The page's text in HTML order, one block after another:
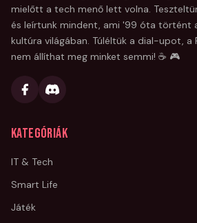
mielőtt a tech menő lett volna.
és leírtunk mindent, ami '99 óta történt
kultúra világában. Túléltük a dial-upot,
nem állíthat meg minket semmi! ☕ 🎮
Kategóriák
IT & Tech
Smart Life
Játék